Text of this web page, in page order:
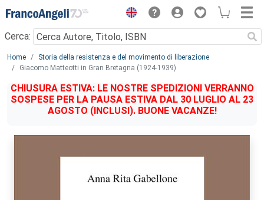
Menu
Cerca:
Main content
Home
Storia della resistenza e del movimento di liberazione
Giacomo Matteotti in Gran Bretagna (1924-1939)
CHIUSURA ESTIVA: LE NOSTRE SPEDIZIONI VERRANNO
SOSPESE PER LA PAUSA ESTIVA DAL 30 LUGLIO AL 23
AGOSTO (INCLUSI). BUONE VACANZE!